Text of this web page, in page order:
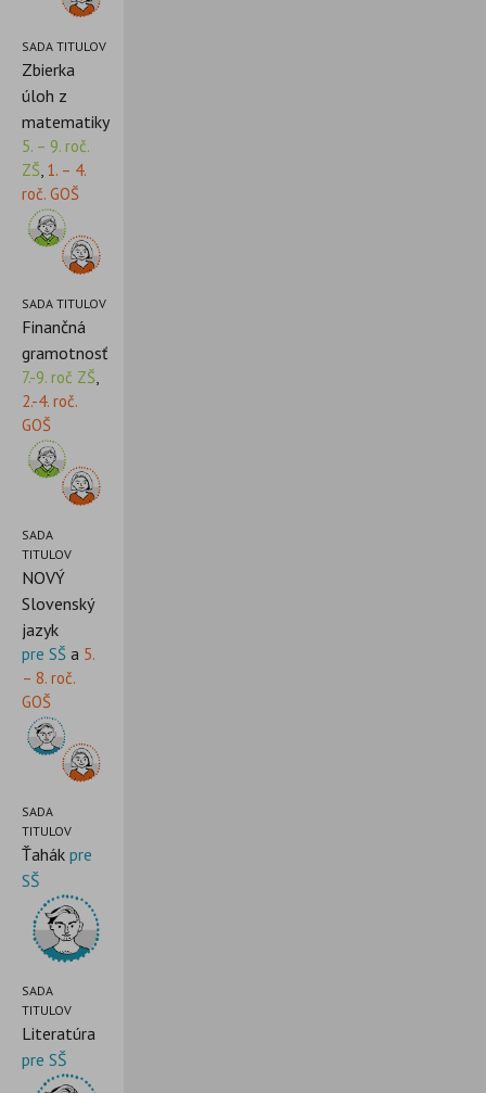
SADA TITULOV
Zbierka
úloh z
matematiky
5. – 9. roč.
ZŠ, 1. – 4.
roč. GOŠ
SADA TITULOV
Finančná
gramotnosť
7.-9. roč ZŠ,
2.-4. roč.
GOŠ
SADA
TITULOV
NOVÝ
Slovenský
jazyk
pre SŠ a 5.
– 8. roč.
GOŠ
SADA
TITULOV
Ťahák pre
SŠ
SADA
TITULOV
Literatúra
pre SŠ